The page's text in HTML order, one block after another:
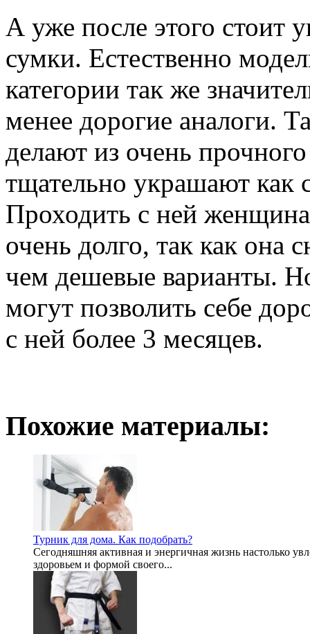
А уже после этого стоит
сумки. Естественно
категории так же
менее дорогие аналоги.
делают из очень
тщательно украшают как
Проходить с ней
очень долго, так как она
чем дешевые варианты.
могут позволить себе
с ней более 3 месяцев.
Похожие материалы:
Турник для дома. Как подобрать?
Сегодняшняя активная и энергичная жизнь настолько
здоровьем и формой своего...